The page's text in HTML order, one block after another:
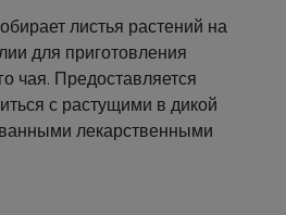
листья растений на
для приготовления
чая. Предоставляется
с растущими в дикой
лекарственными